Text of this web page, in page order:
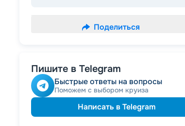
Поделиться
Пишите в Telegram
Быстрые ответы на вопросы
Поможем с выбором круиза
Написать в Telegram